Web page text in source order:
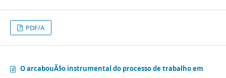
PDF/A
O arcabouÃ§o instrumental do processo de trabalho em